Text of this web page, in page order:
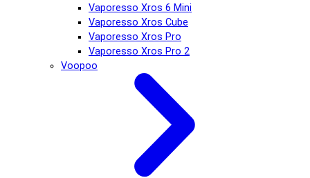
Vaporesso Xros 6 Mini
Vaporesso Xros Cube
Vaporesso Xros Pro
Vaporesso Xros Pro 2
Voopoo